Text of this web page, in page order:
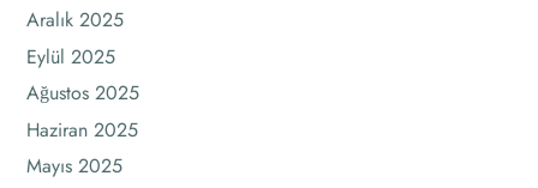
Aralık 2025
Eylül 2025
Ağustos 2025
Haziran 2025
Mayıs 2025